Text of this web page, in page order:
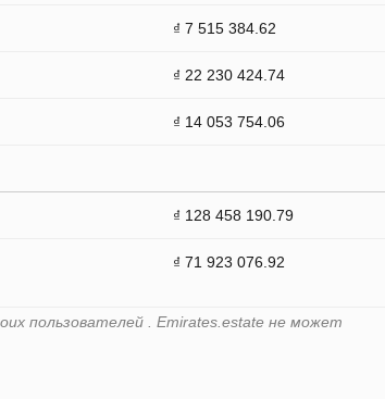
₫ 7 515 384.62
₫ 22 230 424.74
₫ 14 053 754.06
₫ 128 458 190.79
₫ 71 923 076.92
пользователей . Emirates.estate не может